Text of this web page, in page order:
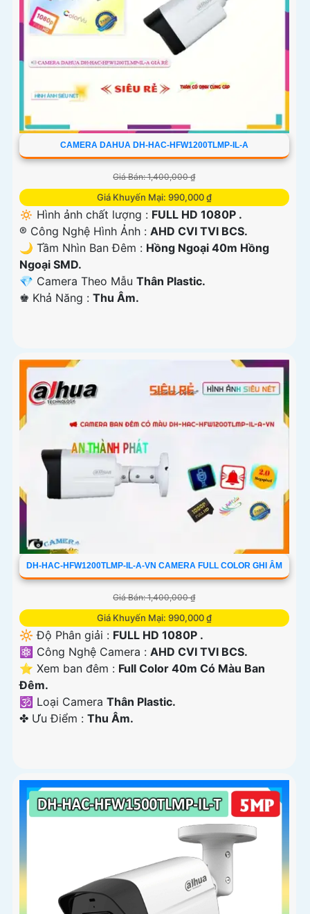
CAMERA DAHUA DH-HAC-HFW1200TLMP-IL-A
Giá Bán: 1,400,000 ₫
Giá Khuyến Mại: 990,000 ₫
🔅 Hình ảnh chất lượng : FULL HD 1080P .
®️ Công Nghệ Hình Ảnh : AHD CVI TVI BCS.
🌙 Tầm Nhìn Ban Đêm : Hồng Ngoại 40m Hồng
Ngoại SMD.
💎 Camera Theo Mẫu Thân Plastic.
️♚ Khả Năng : Thu Âm.
DH-HAC-HFW1200TLMP-IL-A-VN CAMERA FULL COLOR GHI ÂM
Giá Bán: 1,400,000 ₫
Giá Khuyến Mại: 990,000 ₫
🔆 Độ Phân giải : FULL HD 1080P .
⚛️ Công Nghệ Camera : AHD CVI TVI BCS.
⭐ Xem ban đêm : Full Color 40m Có Màu Ban
Ðêm.
🕉️ Loại Camera Thân Plastic.
️✤ Ưu Điểm : Thu Âm.